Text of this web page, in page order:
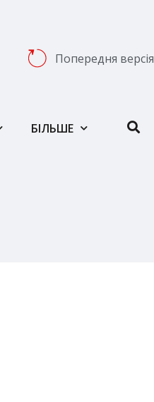
Попередня версія
БІЛЬШЕ